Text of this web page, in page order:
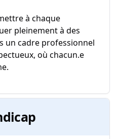
à chaque
pleinement à des
un cadre professionnel
où chacun.e